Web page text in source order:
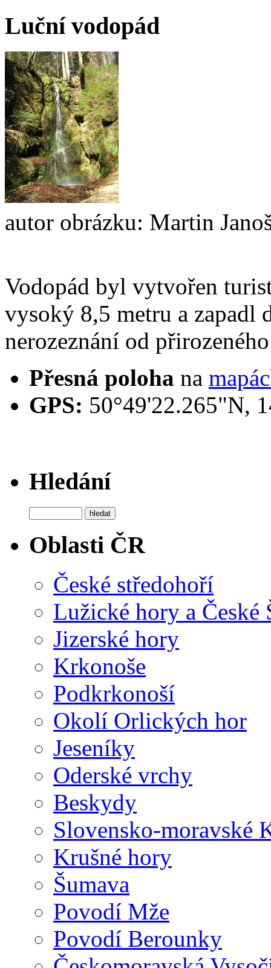
Luční vodopád
autor obrázku: Martin
Vodopád byl vytvořen
vysoký 8,5 metru a zapadl
nerozeznání od
Přesná poloha na
GPS: 50°49'22.265"N,
Hledání
Oblasti ČR
České středohoří
Lužické hory a České
Jizerské hory
Krkonoše
Podkrkonoší
Okolí Orlických hor
Jeseníky
Oderské vrchy
Beskydy
Slovensko-moravské
Krušné hory
Šumava
Povodí Mže
Povodí Berounky